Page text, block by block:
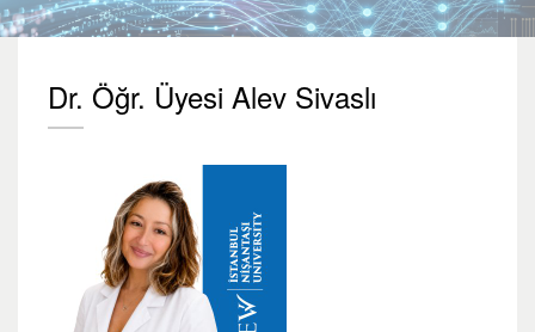
Dr. Öğr. Üyesi Alev Sivaslı